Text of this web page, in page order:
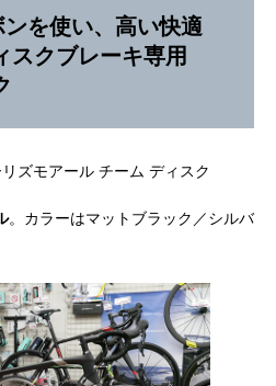
を使い、高い快適
スクブレーキ専用
ズモアール チーム ディスク
。カラーはマットブラック／シルバ